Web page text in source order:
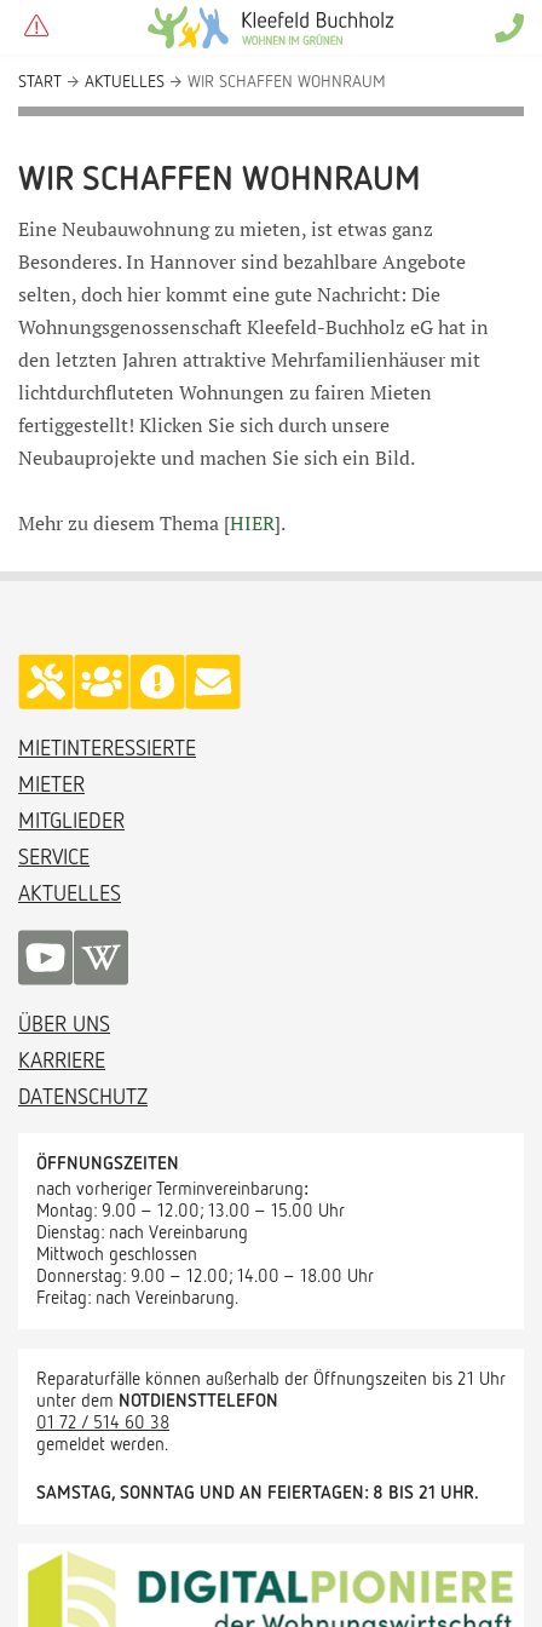
START AKTUELLES WIR SCHAFFEN WOHNRAUM
WIR SCHAFFEN WOHNRAUM
Eine Neubauwohnung zu mieten, ist etwas ganz
Besonderes. In Hannover sind bezahlbare Angebote
selten, doch hier kommt eine gute Nachricht: Die
Wohnungsgenossenschaft Kleefeld-Buchholz eG hat in
den letzten Jahren attraktive Mehrfamilienhäuser mit
lichtdurchfluteten Wohnungen zu fairen Mieten
fertiggestellt! Klicken Sie sich durch unsere
Neubauprojekte und machen Sie sich ein Bild.
Mehr zu diesem Thema [HIER].
MIETINTERESSIERTE
MIETER
MITGLIEDER
SERVICE
AKTUELLES
ÜBER UNS
KARRIERE
DATENSCHUTZ
ÖFFNUNGSZEITEN
nach vorheriger Terminvereinbarung:
Montag: 9.00 – 12.00; 13.00 – 15.00 Uhr
Dienstag: nach Vereinbarung
Mittwoch geschlossen
Donnerstag: 9.00 – 12.00; 14.00 – 18.00 Uhr
Freitag: nach Vereinbarung.
Reparaturfälle können außerhalb der Öffnungszeiten bis 21 Uhr
unter dem NOTDIENSTTELEFON
01 72 / 514 60 38
gemeldet werden.
SAMSTAG, SONNTAG UND AN FEIERTAGEN: 8 BIS 21 UHR.